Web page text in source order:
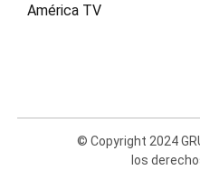
América TV
© Copyright 2024
los